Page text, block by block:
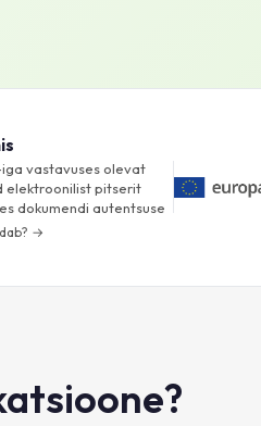
vastavuses olevat
elektroonilist pitserit
dokumendi autentsuse
→